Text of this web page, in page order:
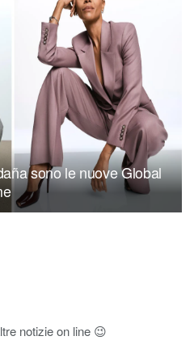
sono le nuove Global
notizie on line 😉